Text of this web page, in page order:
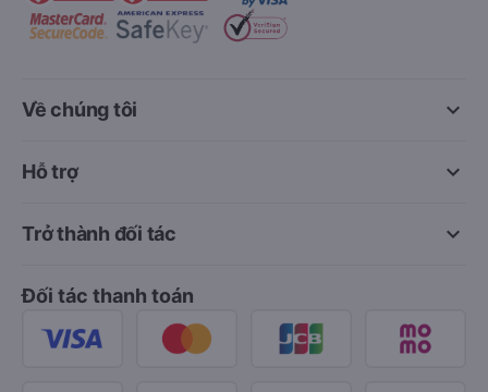
keyboard_arrow_down
Về chúng tôi
keyboard_arrow_down
Hỗ trợ
keyboard_arrow_down
Trở thành đối tác
Đối tác thanh toán